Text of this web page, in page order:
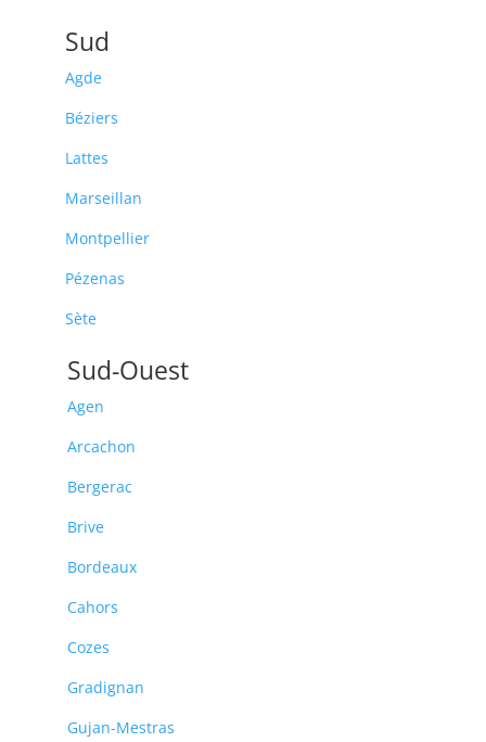
Sud
Agde
Béziers
Lattes
Marseillan
Montpellier
Pézenas
Sète
Sud-Ouest
Agen
Arcachon
Bergerac
Brive
Bordeaux
Cahors
Cozes
Gradignan
Gujan-Mestras